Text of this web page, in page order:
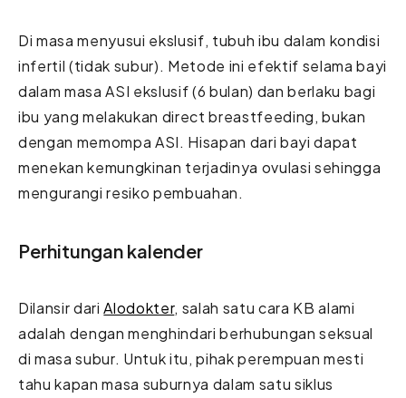
Di masa menyusui ekslusif, tubuh ibu dalam kondisi
infertil (tidak subur). Metode ini efektif selama bayi
dalam masa ASI ekslusif (6 bulan) dan berlaku bagi
ibu yang melakukan direct breastfeeding, bukan
dengan memompa ASI. Hisapan dari bayi dapat
menekan kemungkinan terjadinya ovulasi sehingga
mengurangi resiko pembuahan.
Perhitungan kalender
Dilansir dariAlodokter, salah satu cara KB alami
adalah dengan menghindari berhubungan seksual
di masa subur. Untuk itu, pihak perempuan mesti
tahu kapan masa suburnya dalam satu siklus